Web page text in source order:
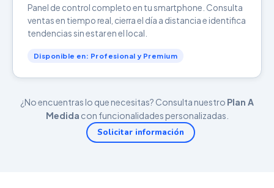
Panel de control completo en tu smartphone. Consulta
ventas en tiempo real, cierra el día a distancia e identifica
tendencias sin estar en el local.
Disponible en: Profesional y Premium
¿No encuentras lo que necesitas? Consulta nuestro Plan A
Medida con funcionalidades personalizadas.
Solicitar información